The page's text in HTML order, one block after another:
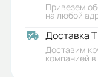
Габариты
0.4x0.7x0.6
Привезем
на любой
Доставка
Доставим
компанией